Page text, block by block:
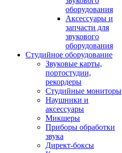
оборудования
Аксессуары и
запчасти для
звукового
оборудования
Студийное оборудование
Звуковые карты,
портостудии,
рекордеры
Студийные мониторы
Наушники и
аксессуары
Микшеры
Приборы обработки
звука
Директ-боксы